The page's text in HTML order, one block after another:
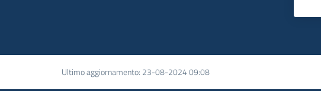
Ultimo aggiornamento: 23-08-2024 09:08